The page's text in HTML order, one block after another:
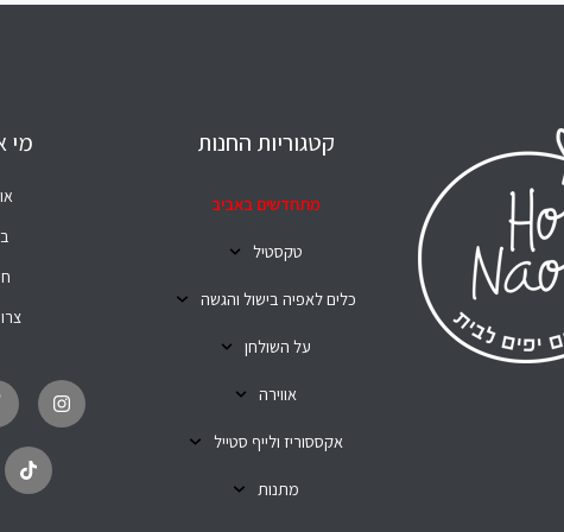
קטגוריות החנות
מתחדשים באביב
טקסטיל
כלים לאפיה בישול והגשה
על השולחן
אווירה
אקססוריז ולייף סטייל
מתנות
מי
n
s
t
k